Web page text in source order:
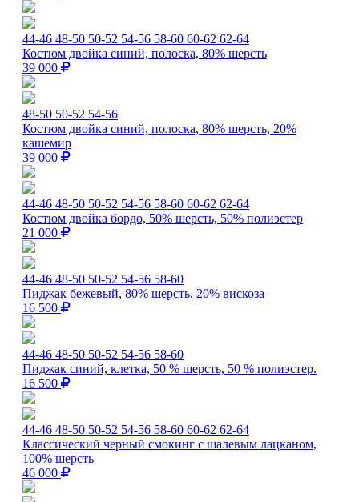
44-46 48-50 50-52 54-56 58-60 60-62 62-64
Костюм двойка синий, полоска, 80% шерсть
39 000
48-50 50-52 54-56
Костюм двойка синий, полоска, 80% шерсть, 20%
кашемир
39 000
44-46 48-50 50-52 54-56 58-60 60-62 62-64
Костюм двойка бордо, 50% шерсть, 50% полиэстер
21 000
44-46 48-50 50-52 54-56 58-60
Пиджак бежевый, 80% шерсть, 20% вискоза
16 500
44-46 48-50 50-52 54-56 58-60
Пиджак синий, клетка, 50 % шерсть, 50 % полиэстер.
16 500
44-46 48-50 50-52 54-56 58-60 60-62 62-64
Классический черный смокинг с шалевым лацканом,
100% шерсть
46 000